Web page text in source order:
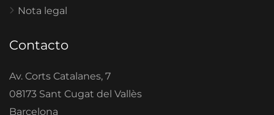
Nota legal
Contacto
Av. Corts Catalanes, 7
08173 Sant Cugat del Vallès
Barcelona